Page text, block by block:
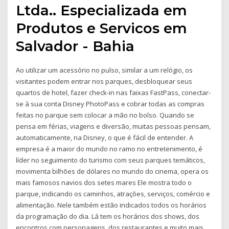
Ltda.. Especializada em
Produtos e Servicos em
Salvador - Bahia
Ao utilizar um acessório no pulso, similar a um relógio, os
visitantes podem entrar nos parques, desbloquear seus
quartos de hotel, fazer check-in nas faixas FastPass, conectar-
se à sua conta Disney PhotoPass e cobrar todas as compras
feitas no parque sem colocar a mão no bolso. Quando se
pensa em férias, viagens e diversão, muitas pessoas pensam,
automaticamente, na Disney, o que é fácil de entender. A
empresa é a maior do mundo no ramo no entretenimento, é
líder no seguimento do turismo com seus parques temáticos,
movimenta bilhões de dólares no mundo do cinema, opera os
mais famosos navios dos setes mares Ele mostra todo o
parque, indicando os caminhos, atrações, serviços, comércio e
alimentação. Nele também estão indicados todos os horários
da programação do dia. Lá tem os horários dos shows, dos